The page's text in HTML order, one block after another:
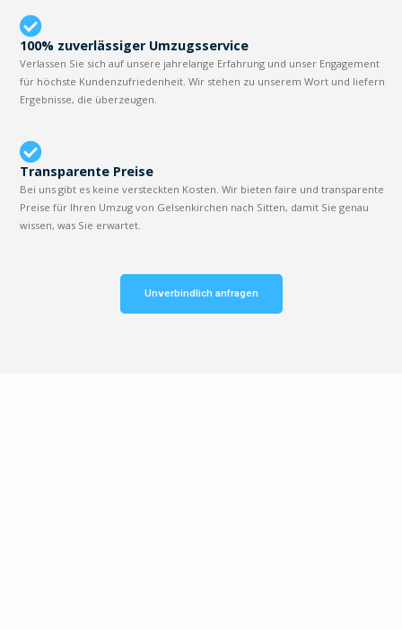
100% zuverlässiger Umzugsservice
Verlassen Sie sich auf unsere jahrelange Erfahrung und unser Engagement
für höchste Kundenzufriedenheit. Wir stehen zu unserem Wort und liefern
Ergebnisse, die überzeugen.
Transparente Preise
Bei uns gibt es keine versteckten Kosten. Wir bieten faire und transparente
Preise für Ihren Umzug von Gelsenkirchen nach Sitten, damit Sie genau
wissen, was Sie erwartet.
Unverbindlich anfragen